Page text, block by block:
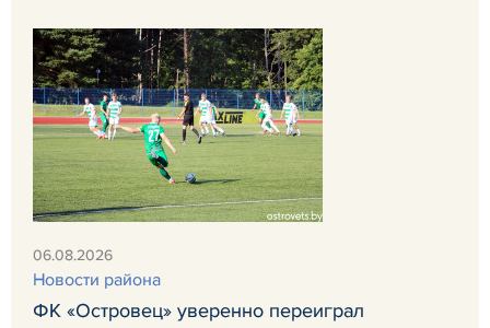
06.08.2026
Новости района
ФК «Островец» уверенно переиграл